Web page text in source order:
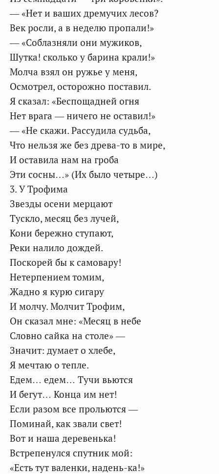
— «Нет и ваших дремучих лесов?
Век росли, а в неделю пропали!»
— «Соблазняли они мужиков,
Шутка! сколько у барина крали!»
Молча взял он ружье у меня,
Осмотрел, осторожно поставил.
Я сказал: «Беспощадней огня
Нет врага — ничего не оставил!»
— «Не скажи. Рассудила судьба,
Что нельзя же без древа-то в мире,
И оставила нам на гроба
Эти сосны…» (Их было четыре…)
3. У Трофима
Звезды осени мерцают
Тускло, месяц без лучей,
Кони бережно ступают,
Реки налило дождей.
Поскорей бы к самовару!
Нетерпением томим,
Жадно я курю сигару
И молчу. Молчит Трофим,
Он сказал мне: «Месяц в небе
Словно сайка на столе» —
Значит: думает о хлебе,
Я мечтаю о тепле.
Едем… едем… Тучи вьются
И бегут… Конца им нет!
Если разом все прольются —
Поминай, как звали свет!
Вот и наша деревенька!
Встрепенулся спутник мой:
«Есть тут валенки, надень-ка!»